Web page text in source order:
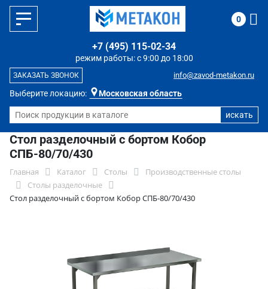
Выберите локацию: Московская область
режим работы: с 9:00 до 18:00
+7 (495) 115-02-34
info@zavod-metakon.ru
ЗАКАЗАТЬ ЗВОНОК
0
Стол разделочный с бортом Кобор
СПБ-80/70/430
Главная Каталог Столы
Производственные столы
Столы разделочные
Стол разделочный с бортом Кобор СПБ-80/70/430